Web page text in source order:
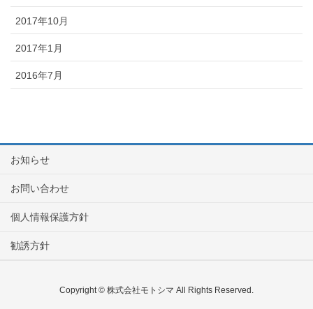
2017年10月
2017年1月
2016年7月
お知らせ
お問い合わせ
個人情報保護方針
勧誘方針
Copyright © 株式会社モトシマ All Rights Reserved.